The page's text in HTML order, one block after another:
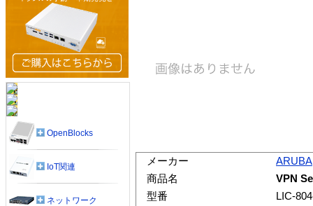
メーカー
ARUBA
商品名
VPN
型番
LIC-
OpenBlocks
IoT関連
ネットワーク